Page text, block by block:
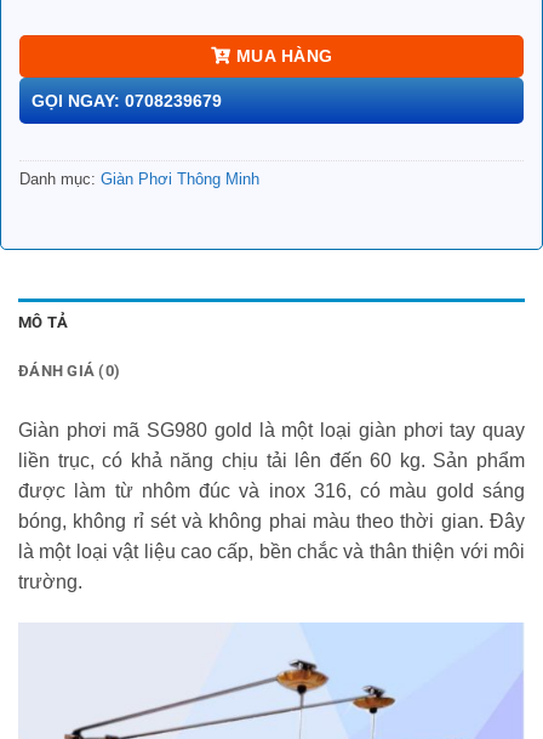
MUA HÀNG
GỌI NGAY: 0708239679
Danh mục: Giàn Phơi Thông Minh
MÔ TẢ
ĐÁNH GIÁ (0)
Giàn phơi mã SG980 gold là một loại giàn phơi tay quay
liền trục, có khả năng chịu tải lên đến 60 kg. Sản phẩm
được làm từ nhôm đúc và inox 316, có màu gold sáng
bóng, không rỉ sét và không phai màu theo thời gian. Đây
là một loại vật liệu cao cấp, bền chắc và thân thiện với môi
trường.